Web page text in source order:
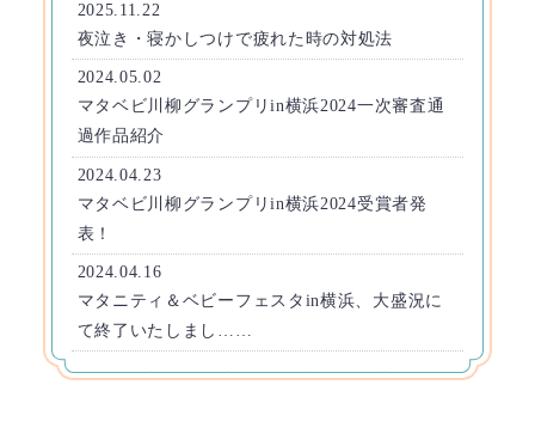
2025.11.22
夜泣き・寝かしつけで疲れた時の対処法
2024.05.02
マタベビ川柳グランプリin横浜2024一次審査通
過作品紹介
2024.04.23
マタベビ川柳グランプリin横浜2024受賞者発
表！
2024.04.16
マタニティ＆ベビーフェスタin横浜、大盛況に
て終了いたしまし……